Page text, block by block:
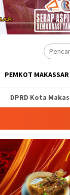
PEMKOT MAKASSAR
DPRD Kota